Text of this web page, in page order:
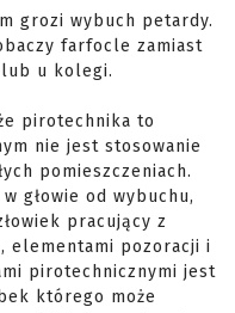
grozi wybuch petardy.
farfocle zamiast
u kolegi.
pirotechnika to
nie jest stosowanie
pomieszczeniach.
głowie od wybuchu,
pracujący z
elementami pozoracji i
pirotechnicznymi jest
którego może